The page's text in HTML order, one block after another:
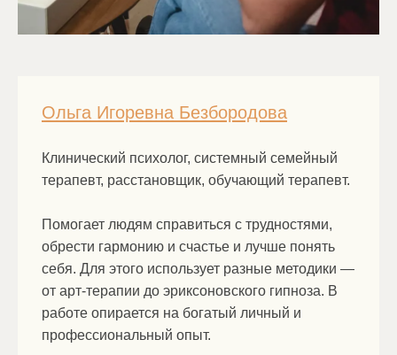
Ольга Игоревна Безбородова
Клинический психолог, системный семейный
терапевт, расстановщик, обучающий терапевт.
Помогает людям справиться с трудностями,
обрести гармонию и счастье и лучше понять
себя. Для этого использует разные методики —
от арт-терапии до эриксоновского гипноза. В
работе опирается на богатый личный и
профессиональный опыт.